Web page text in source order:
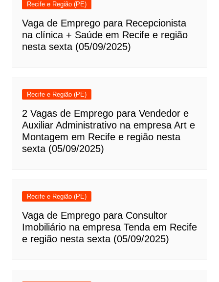
Recife e Região (PE)
Vaga de Emprego para Recepcionista
na clínica + Saúde em Recife e região
nesta sexta (05/09/2025)
Recife e Região (PE)
2 Vagas de Emprego para Vendedor e
Auxiliar Administrativo na empresa Art e
Montagem em Recife e região nesta
sexta (05/09/2025)
Recife e Região (PE)
Vaga de Emprego para Consultor
Imobiliário na empresa Tenda em Recife
e região nesta sexta (05/09/2025)